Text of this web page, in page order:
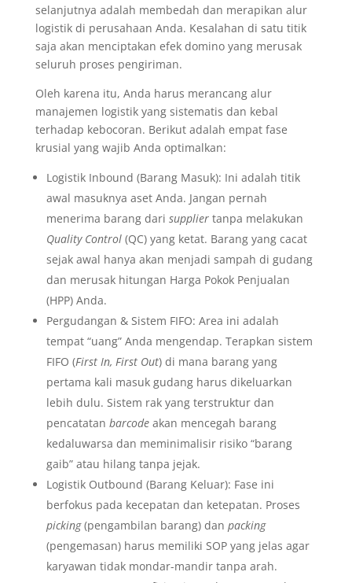
selanjutnya adalah membedah dan merapikan alur
logistik di perusahaan Anda. Kesalahan di satu titik
saja akan menciptakan efek domino yang merusak
seluruh proses pengiriman.
Oleh karena itu, Anda harus merancang alur
manajemen logistik yang sistematis dan kebal
terhadap kebocoran. Berikut adalah empat fase
krusial yang wajib Anda optimalkan:
Logistik Inbound (Barang Masuk): Ini adalah titik
awal masuknya aset Anda. Jangan pernah
menerima barang dari suppliertanpa melakukan
Quality Control(QC) yang ketat. Barang yang cacat
sejak awal hanya akan menjadi sampah di gudang
dan merusak hitungan Harga Pokok Penjualan
(HPP) Anda.
Pergudangan & Sistem FIFO: Area ini adalah
tempat “uang” Anda mengendap. Terapkan sistem
FIFO (First In, First Out) di mana barang yang
pertama kali masuk gudang harus dikeluarkan
lebih dulu. Sistem rak yang terstruktur dan
pencatatan barcodeakan mencegah barang
kedaluwarsa dan meminimalisir risiko “barang
gaib” atau hilang tanpa jejak.
Logistik Outbound (Barang Keluar): Fase ini
berfokus pada kecepatan dan ketepatan. Proses
picking(pengambilan barang) dan packing
(pengemasan) harus memiliki SOP yang jelas agar
karyawan tidak mondar-mandir tanpa arah.